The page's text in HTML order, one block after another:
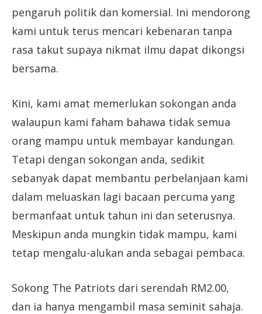
pengaruh politik dan komersial. Ini mendorong
kami untuk terus mencari kebenaran tanpa
rasa takut supaya nikmat ilmu dapat dikongsi
bersama.
Kini, kami amat memerlukan sokongan anda
walaupun kami faham bahawa tidak semua
orang mampu untuk membayar kandungan.
Tetapi dengan sokongan anda, sedikit
sebanyak dapat membantu perbelanjaan kami
dalam meluaskan lagi bacaan percuma yang
bermanfaat untuk tahun ini dan seterusnya.
Meskipun anda mungkin tidak mampu, kami
tetap mengalu-alukan anda sebagai pembaca.
Sokong The Patriots dari serendah RM2.00,
dan ia hanya mengambil masa seminit sahaja.